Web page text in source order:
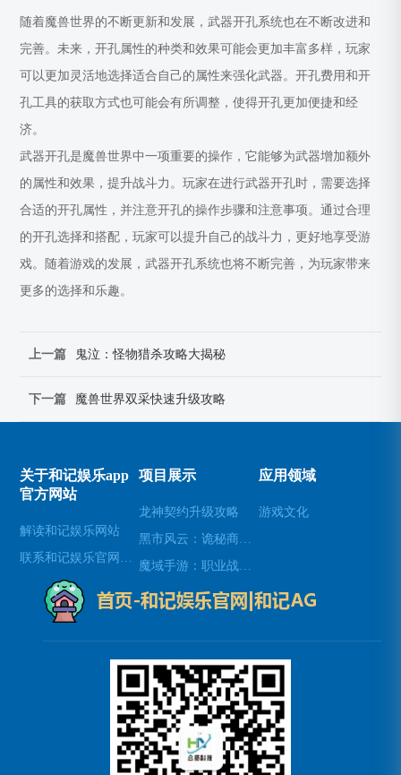
随着魔兽世界的不断更新和发展，武器开孔系统也在不断改进和
完善。未来，开孔属性的种类和效果可能会更加丰富多样，玩家
可以更加灵活地选择适合自己的属性来强化武器。开孔费用和开
孔工具的获取方式也可能会有所调整，使得开孔更加便捷和经
济。
武器开孔是魔兽世界中一项重要的操作，它能够为武器增加额外
的属性和效果，提升战斗力。玩家在进行武器开孔时，需要选择
合适的开孔属性，并注意开孔的操作步骤和注意事项。通过合理
的开孔选择和搭配，玩家可以提升自己的战斗力，更好地享受游
戏。随着游戏的发展，武器开孔系统也将不断完善，为玩家带来
更多的选择和乐趣。
上一篇 鬼泣：怪物猎杀攻略大揭秘
下一篇 魔兽世界双采快速升级攻略
关于和记娱乐app
官方网站
解读和记娱乐网站
项目展示
龙神契约升级攻略
应用领域
游戏文化